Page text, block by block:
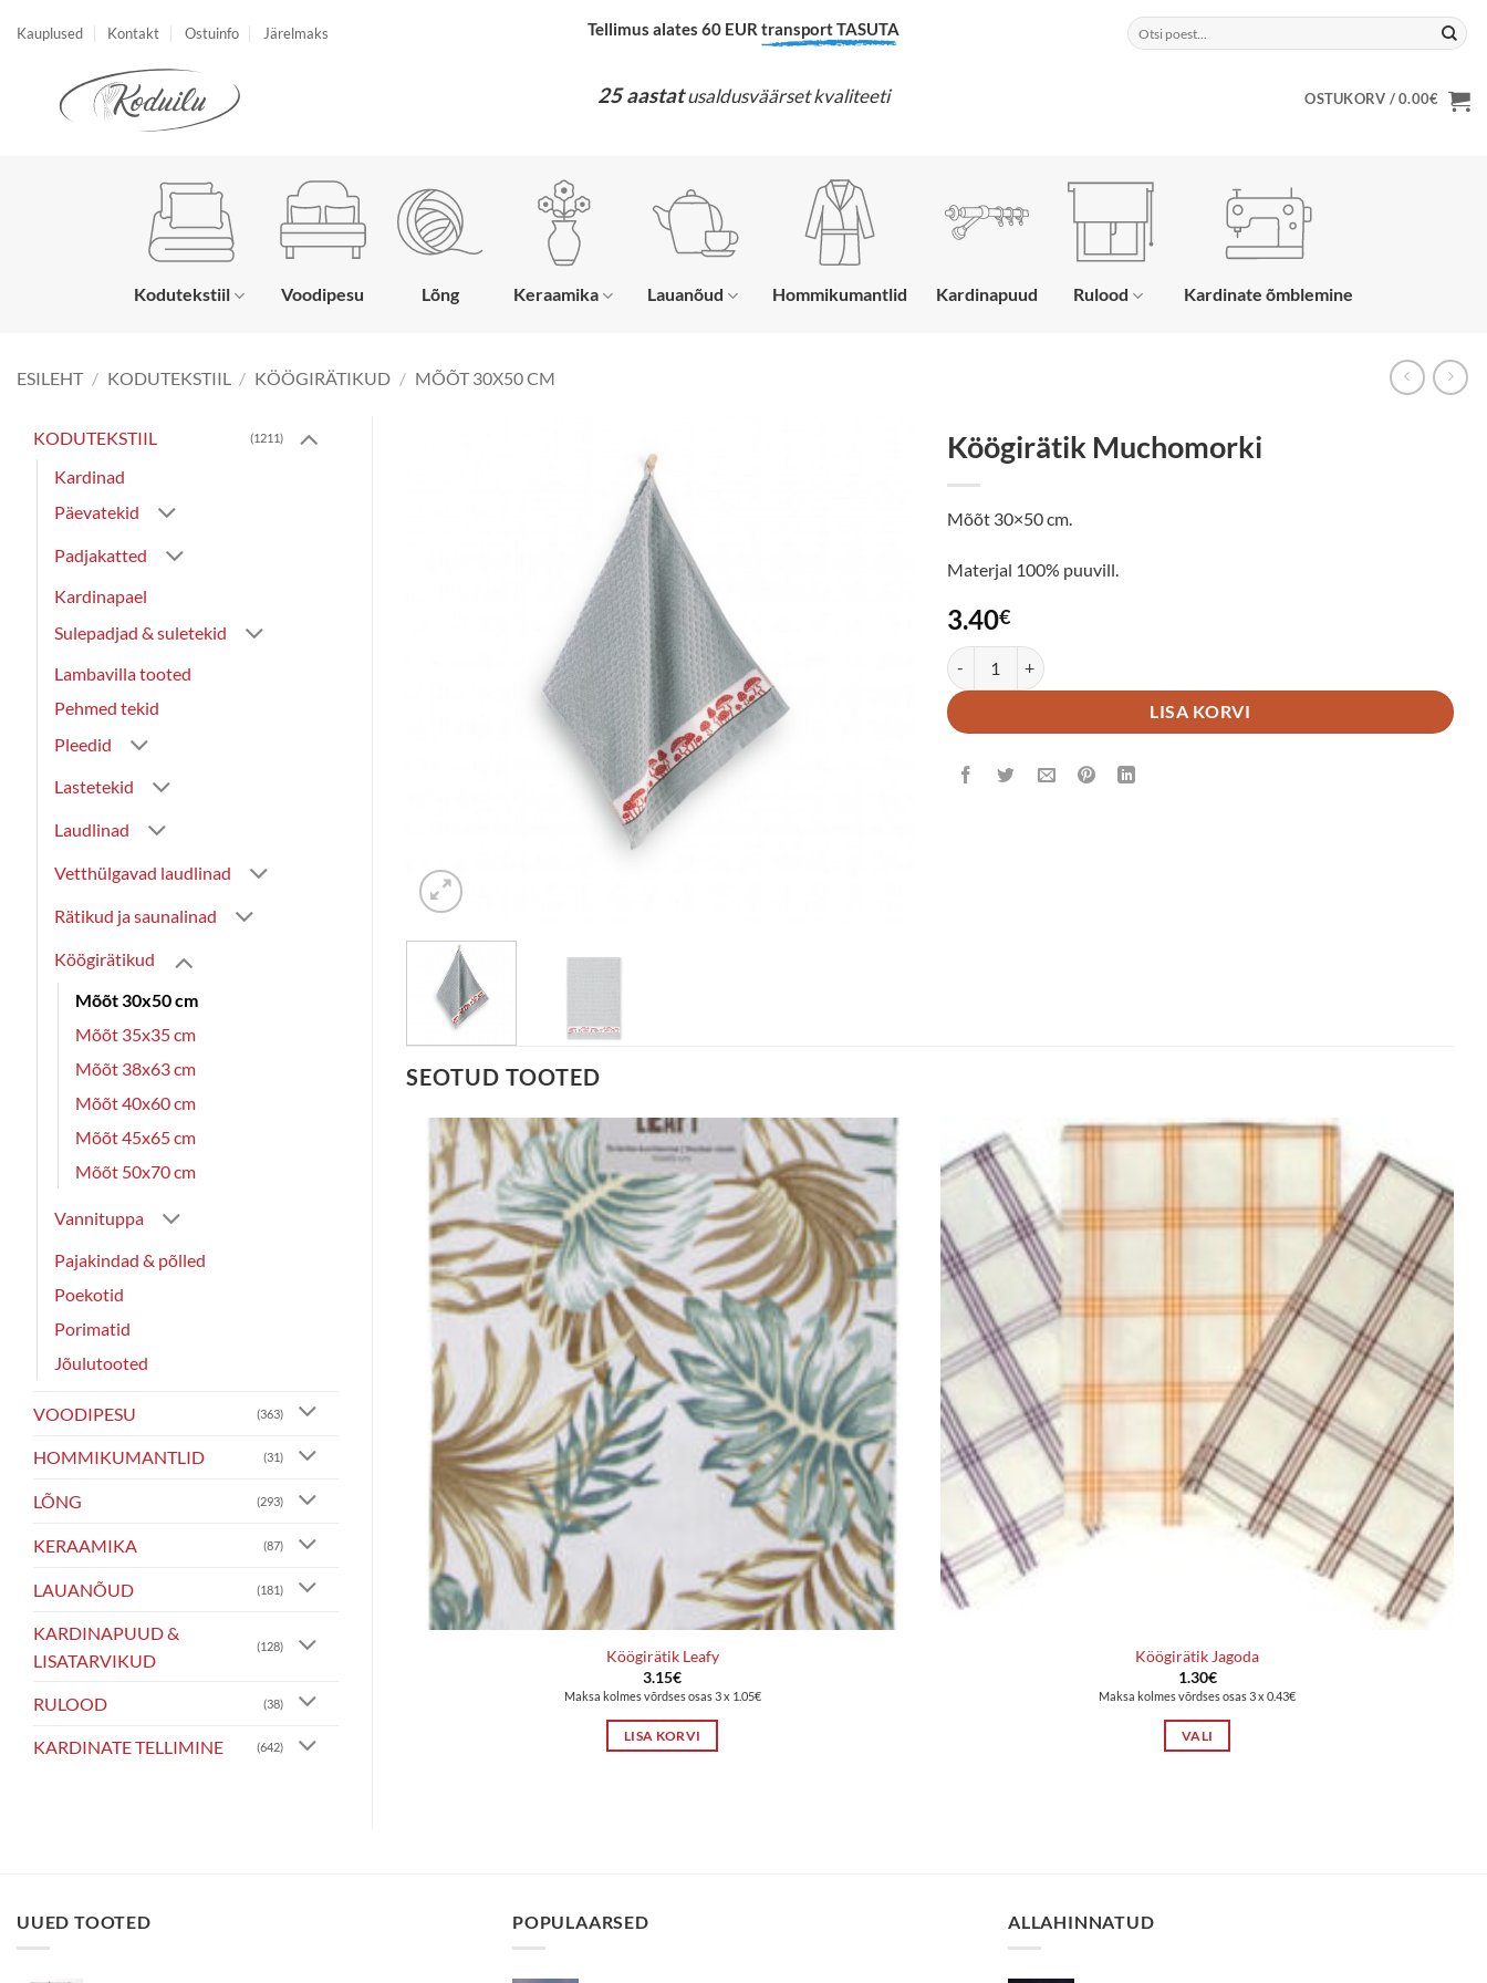
Kauplused Kontakt Ostuinfo Järelmaks Tellimus alates 60 EUR transport TASUTA Otsi:
25 aastatusaldusväärset kvaliteeti OSTUKORV /0.00€
Kodutekstiil Voodipesu Lõng Keraamika Lauanõud Hommikumantlid Kardinapuud Rulood Kardinate õmblemine
ESILEHT / KODUTEKSTIIL / KÖÖGIRÄTIKUD / MÕÕT 30X50 CM
KODUTEKSTIIL (1211)
Kardinad
Päevatekid
Padjakatted
Kardinapael
Sulepadjad & suletekid
Lambavilla tooted
Pehmed tekid
Pleedid
Lastetekid
Laudlinad
Vetthülgavad laudlinad
Rätikud ja saunalinad
Köögirätikud
Mõõt 30x50 cm
Mõõt 35x35 cm
Mõõt 38x63 cm
Mõõt 40x60 cm
Mõõt 45x65 cm
Mõõt 50x70 cm
Vannituppa
Pajakindad & põlled
Poekotid
Porimatid
Jõulutooted
VOODIPESU (363)
HOMMIKUMANTLID (31)
LÕNG (293)
KERAAMIKA (87)
LAUANÕUD (181)
KARDINAPUUD &
LISATARVIKUD
(128)
RULOOD (38)
KARDINATE TELLIMINE (642)
Köögirätik Muchomorki
Mõõt 30×50 cm.
Materjal 100% puuvill.
3.40€
Köögirätik Muchomorki kogus
LISA KORVI
SEOTUD TOOTED
Köögirätik Leafy
3.15€
Maksa kolmes võrdses osas 3 x 1.05€
LISA KORVI
Köögirätik Jagoda
1.30€
Maksa kolmes võrdses osas 3 x 0.43€
VALI
Köögirätik Marakesh
Maksa kolmes võrdses osas 3 x 0.75€
UUED TOOTED POPULAARSED ALLAHINNATUD